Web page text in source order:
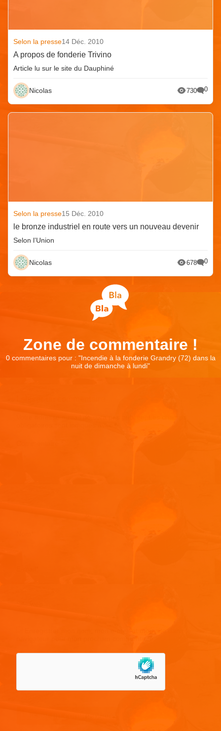
Selon la presse14 Déc. 2010
A propos de fonderie Trivino
Article lu sur le site du Dauphiné
Nicolas 730 0
Selon la presse15 Déc. 2010
le bronze industriel en route vers un nouveau devenir
Selon l’Union
Nicolas 678 0
Zone de commentaire !
0 commentaires pour : "Incendie à la fonderie Grandry (72) dans la
nuit de dimanche à lundi"